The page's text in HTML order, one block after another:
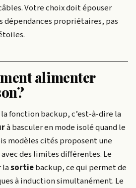
Votre choix doit épouser
dépendances propriétaires, pas
alimenter
fonction backup, c’est-à-dire la
à basculer en mode isolé quand le
modèles cités proposent une
des limites différentes. Le
lasortiebackup, ce qui permet de
à induction simultanément. Le